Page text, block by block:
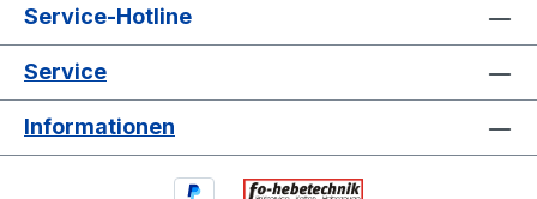
Service-Hotline
Service
Informationen